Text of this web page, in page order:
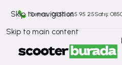
Skip to navigation
Skip to main content
Servis : 0555 655 95 25Satış: